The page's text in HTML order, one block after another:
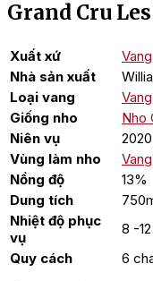
Grand Cru
Xuất xứ
Nhà sản xuất
Loại vang
Giống nho
Nho
Niên vụ
Vùng làm nho
Nồng độ
13%
Dung tích
Nhiệt độ phục
vụ
8 -
Quy cách
6